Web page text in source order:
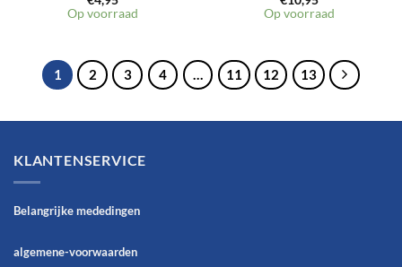
Op voorraad
Op voorraad
1 2 3 4 … 11 12 13
KLANTENSERVICE
Belangrijke mededingen
algemene-voorwaarden